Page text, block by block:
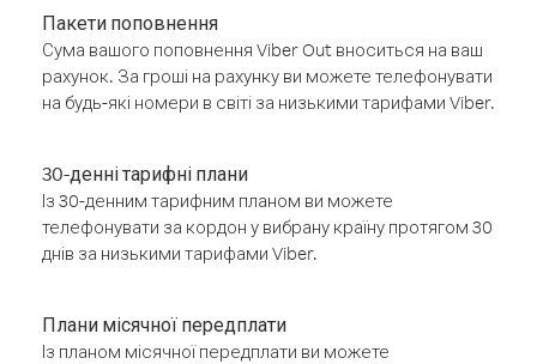
Пакети поповнення
Сума вашого поповнення Viber Out вноситься на ваш
рахунок. За гроші на рахунку ви можете телефонувати
на будь-які номери в світі за низькими тарифами Viber.
30-денні тарифні плани
Із 30-денним тарифним планом ви можете
телефонувати за кордон у вибрану країну протягом 30
днів за низькими тарифами Viber.
Плани місячної передплати
Із планом місячної передплати ви можете